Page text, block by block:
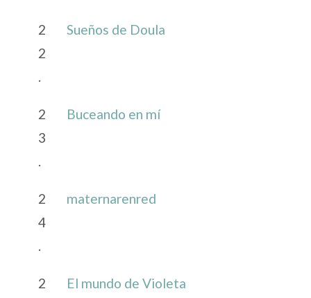
2
2
.
Sueños de Doula
2
3
.
Buceando en mí
2
4
.
maternarenred
2
El mundo de Violeta